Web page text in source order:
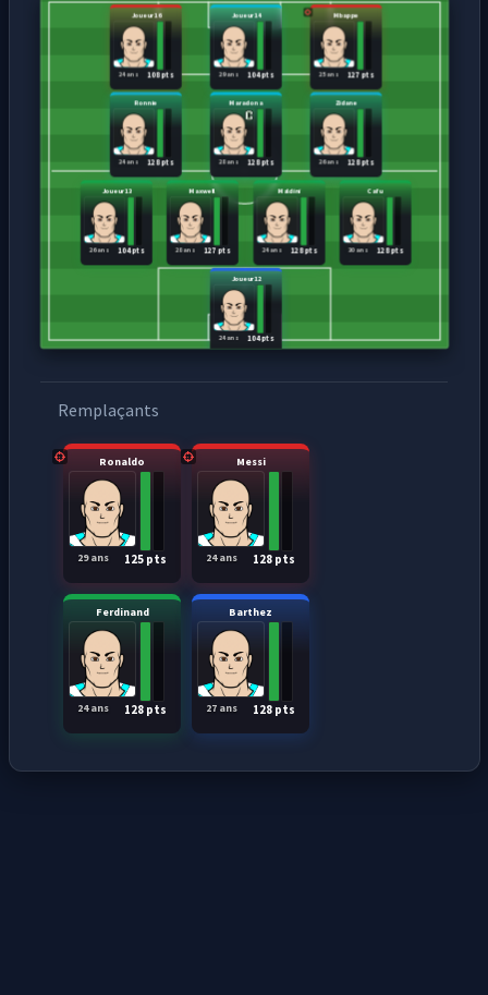
Joueur12
104 pts
24 ans
Joueur13
104 pts
26 ans
Maxwell
127 pts
28 ans
Maldini
128 pts
24 ans
Cafu
128 pts
30 ans
Ronnie
128 pts
24 ans
Maradona
128 pts
28 ans
Zidane
128 pts
26 ans
Joueur16
108 pts
24 ans
Joueur14
104 pts
29 ans
Mbappe
127 pts
25 ans
Remplaçants
Ronaldo
125 pts
29 ans
Messi
128 pts
24 ans
Ferdinand
128 pts
24 ans
Barthez
128 pts
27 ans